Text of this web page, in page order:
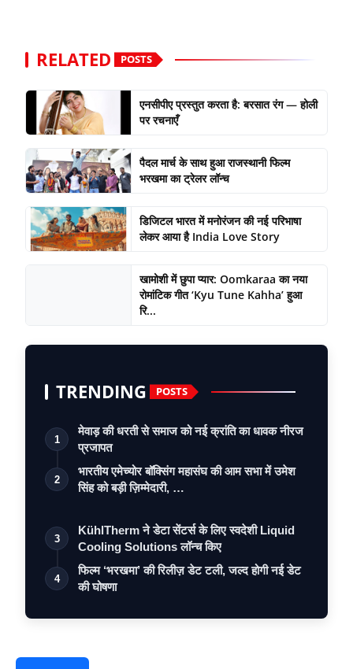
RELATED POSTS
एनसीपीए प्रस्तुत करता है: बरसात रंग — होली
पर रचनाएँ
पैदल मार्च के साथ हुआ राजस्थानी फिल्म
भरखमा का ट्रेलर लॉन्च
डिजिटल भारत में मनोरंजन की नई परिभाषा
लेकर आया है India Love Story
खामोशी में छुपा प्यार: Oomkaraa का नया
रोमांटिक गीत ‘Kyu Tune Kahha’ हुआ
रि...
TRENDING POSTS
1
मेवाड़ की धरती से समाज को नई क्रांति का धावक नीरज
प्रजापत
2
भारतीय एमेच्योर बॉक्सिंग महासंघ की आम सभा में उमेश
सिंह को बड़ी ज़िम्मेदारी, …
3
KühlTherm ने डेटा सेंटर्स के लिए स्वदेशी Liquid
Cooling Solutions लॉन्च किए
4
फिल्म ‘भरखमा’ की रिलीज़ डेट टली, जल्द होगी नई डेट
की घोषणा